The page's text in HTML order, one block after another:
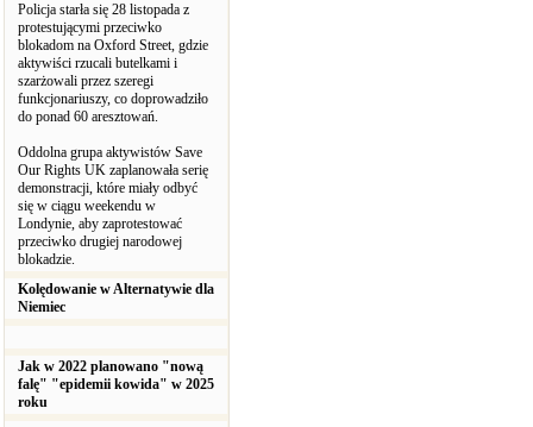
Policja starła się 28 listopada z
protestującymi przeciwko
blokadom na Oxford Street, gdzie
aktywiści rzucali butelkami i
szarżowali przez szeregi
funkcjonariuszy, co doprowadziło
do ponad 60 aresztowań.
Oddolna grupa aktywistów Save
Our Rights UK zaplanowała serię
demonstracji, które miały odbyć
się w ciągu weekendu w
Londynie, aby zaprotestować
przeciwko drugiej narodowej
blokadzie.
Kolędowanie w Alternatywie dla
Niemiec
Jak w 2022 planowano "nową
falę" "epidemii kowida" w 2025
roku